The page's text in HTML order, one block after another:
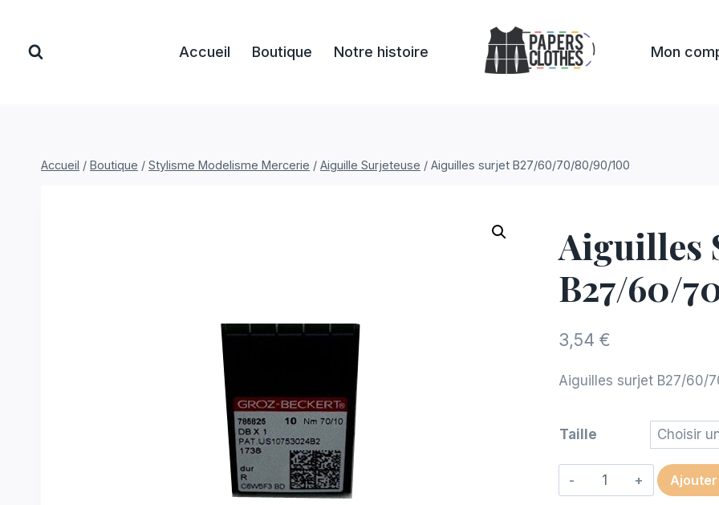
contenu
Accueil Boutique Notre histoire Mon
Accueil / Boutique / Stylisme Modelisme Mercerie / Aiguille Surjeteuse / Aiguilles surjet B27/60/70/80/90/100
Aiguilles
B27/60/
3,54 €
Aiguilles surjet B27/60/
Taille
quantité
de